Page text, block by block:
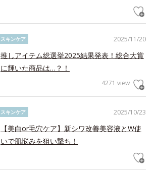
2025/11/20
スキンケア
推しアイテム総選挙2025結果発表！総合大賞
に輝いた商品は…？！
4271 view
2025/10/23
スキンケア
【美白or毛穴ケア】新シワ改善美容液とW使
いで肌悩みを狙い撃ち！